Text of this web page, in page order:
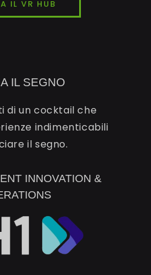
IL VR HUB
IL SEGNO
di un cocktail che
indimenticabili
il segno.
INNOVATION &